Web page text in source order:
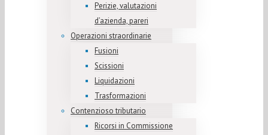
Perizie, valutazioni
d’azienda, pareri
Operazioni straordinarie
Fusioni
Scissioni
Liquidazioni
Trasformazioni
Contenzioso tributario
Ricorsi in Commissione